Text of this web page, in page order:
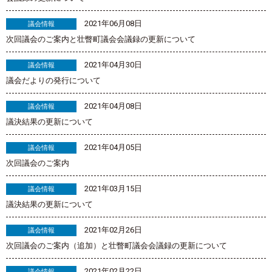
議会情報
2021年06月08日
次回議会のご案内と壮瞥町議会会議録の更新について
議会情報
2021年04月30日
議会だよりの発行について
議会情報
2021年04月08日
議決結果の更新について
議会情報
2021年04月05日
次回議会のご案内
議会情報
2021年03月15日
議決結果の更新について
議会情報
2021年02月26日
次回議会のご案内（追加）と壮瞥町議会会議録の更新について